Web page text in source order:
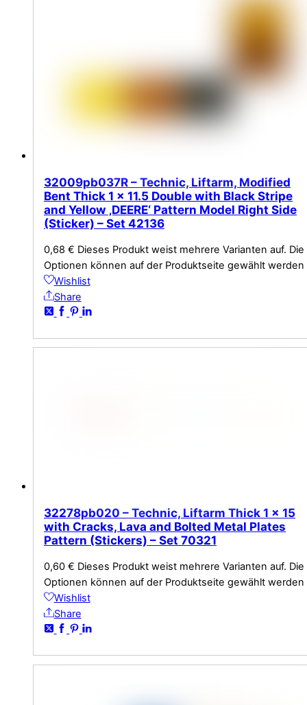
32009pb037R – Technic, Liftarm, Modified
Bent Thick 1 x 11.5 Double with Black Stripe
and Yellow ‚DEERE‘ Pattern Model Right Side
(Sticker) – Set 42136
0,68 € Dieses Produkt weist mehrere Varianten auf. Die
Optionen können auf der Produktseite gewählt werden
Wishlist
Share
32278pb020 – Technic, Liftarm Thick 1 x 15
with Cracks, Lava and Bolted Metal Plates
Pattern (Stickers) – Set 70321
0,60 € Dieses Produkt weist mehrere Varianten auf. Die
Optionen können auf der Produktseite gewählt werden
Wishlist
Share